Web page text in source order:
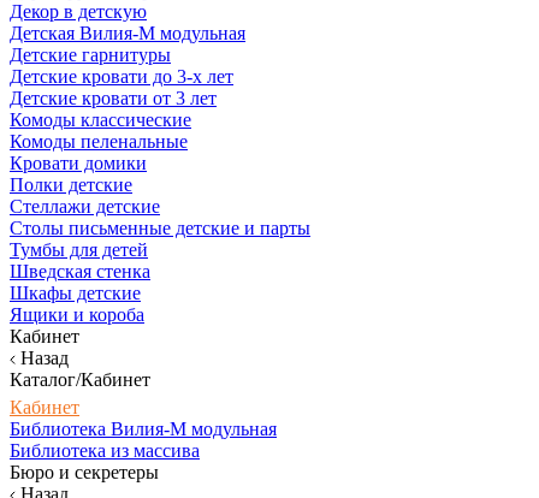
Декор в детскую
Детская Вилия-М модульная
Детские гарнитуры
Детские кровати до 3-х лет
Детские кровати от 3 лет
Комоды классические
Комоды пеленальные
Кровати домики
Полки детские
Стеллажи детские
Столы письменные детские и парты
Тумбы для детей
Шведская стенка
Шкафы детские
Ящики и короба
Кабинет
Назад
Каталог/Кабинет
Кабинет
Библиотека Вилия-М модульная
Библиотека из массива
Бюро и секретеры
Назад